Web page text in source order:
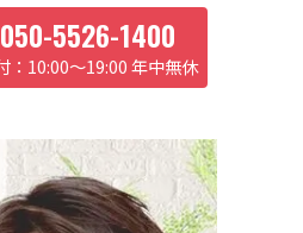
050-5526-1400
10:00〜19:00 年中無休